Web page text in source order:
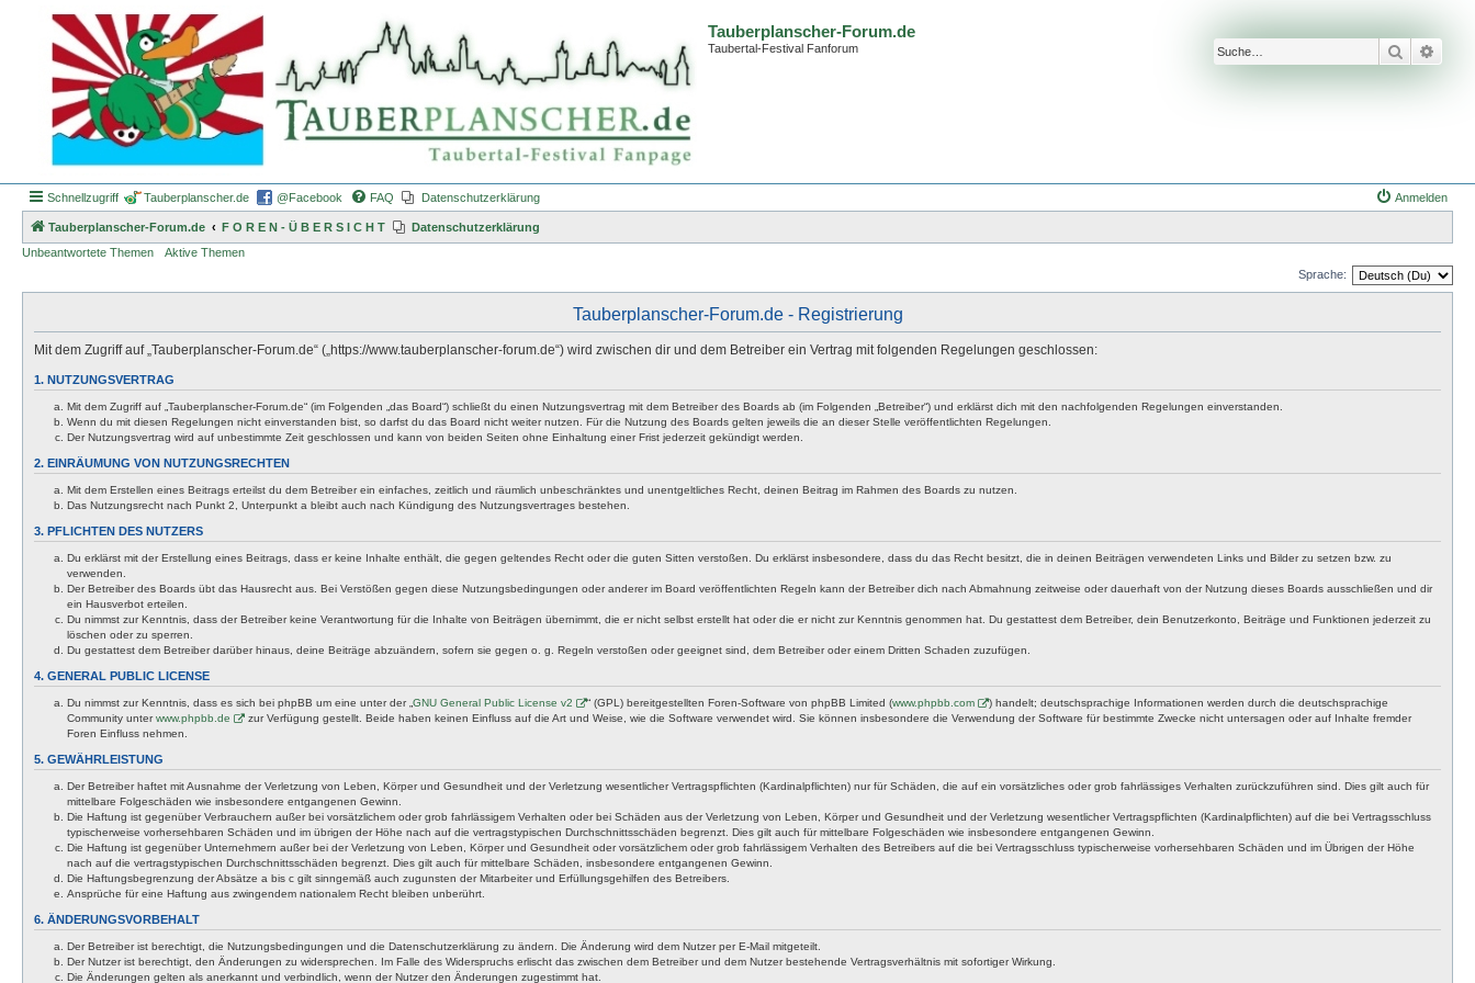
Tauberplanscher-Forum.de
Taubertal-Festival Fanforum Suche
Schnellzugriff Tauberplanscher.de @Facebook FAQ Datenschutzerklärung Anmelden
Tauberplanscher-Forum.de F O R E N - Ü B E R S I C H T
Datenschutzerklärung
Unbeantwortete Themen
Aktive Themen
Sprache:
Tauberplanscher-Forum.de - Registrierung
Mit dem Zugriff auf „Tauberplanscher-Forum.de“ („https://www.tauberplanscher-forum.de“) wird zwischen dir und dem Betreiber ein Vertrag mit folgenden Regelungen geschlossen:
1. NUTZUNGSVERTRAG
Mit dem Zugriff auf „Tauberplanscher-Forum.de“ (im Folgenden „das Board“) schließt du einen Nutzungsvertrag mit dem Betreiber des Boards ab (im Folgenden „Betreiber“) und erklärst dich mit den nachfolgenden Regelungen einverstanden.
Wenn du mit diesen Regelungen nicht einverstanden bist, so darfst du das Board nicht weiter nutzen. Für die Nutzung des Boards gelten jeweils die an dieser Stelle veröffentlichten Regelungen.
Der Nutzungsvertrag wird auf unbestimmte Zeit geschlossen und kann von beiden Seiten ohne Einhaltung einer Frist jederzeit gekündigt werden.
2. EINRÄUMUNG VON NUTZUNGSRECHTEN
Mit dem Erstellen eines Beitrags erteilst du dem Betreiber ein einfaches, zeitlich und räumlich unbeschränktes und unentgeltliches Recht, deinen Beitrag im Rahmen des Boards zu nutzen.
Das Nutzungsrecht nach Punkt 2, Unterpunkt a bleibt auch nach Kündigung des Nutzungsvertrages bestehen.
3. PFLICHTEN DES NUTZERS
Du erklärst mit der Erstellung eines Beitrags, dass er keine Inhalte enthält, die gegen geltendes Recht oder die guten Sitten verstoßen. Du erklärst insbesondere, dass du das Recht besitzt, die in deinen Beiträgen verwendeten Links und Bilder zu setzen bzw. zu
verwenden.
Der Betreiber des Boards übt das Hausrecht aus. Bei Verstößen gegen diese Nutzungsbedingungen oder anderer im Board veröffentlichten Regeln kann der Betreiber dich nach Abmahnung zeitweise oder dauerhaft von der Nutzung dieses Boards ausschließen und dir
ein Hausverbot erteilen.
Du nimmst zur Kenntnis, dass der Betreiber keine Verantwortung für die Inhalte von Beiträgen übernimmt, die er nicht selbst erstellt hat oder die er nicht zur Kenntnis genommen hat. Du gestattest dem Betreiber, dein Benutzerkonto, Beiträge und Funktionen jederzeit zu
löschen oder zu sperren.
Du gestattest dem Betreiber darüber hinaus, deine Beiträge abzuändern, sofern sie gegen o. g. Regeln verstoßen oder geeignet sind, dem Betreiber oder einem Dritten Schaden zuzufügen.
4. GENERAL PUBLIC LICENSE
Du nimmst zur Kenntnis, dass es sich bei phpBB um eine unter der „ GNU General Public License v2 “ (GPL) bereitgestellten Foren-Software von phpBB Limited (www.phpbb.com
) handelt; deutschsprachige Informationen werden durch die deutschsprachige
Community unterwww.phpbb.de
zur Verfügung gestellt. Beide haben keinen Einfluss auf die Art und Weise, wie die Software verwendet wird. Sie können insbesondere die Verwendung der Software für bestimmte Zwecke nicht untersagen oder auf Inhalte fremder
Foren Einfluss nehmen.
5. GEWÄHRLEISTUNG
Der Betreiber haftet mit Ausnahme der Verletzung von Leben, Körper und Gesundheit und der Verletzung wesentlicher Vertragspflichten (Kardinalpflichten) nur für Schäden, die auf ein vorsätzliches oder grob fahrlässiges Verhalten zurückzuführen sind. Dies gilt auch für
mittelbare Folgeschäden wie insbesondere entgangenen Gewinn.
Die Haftung ist gegenüber Verbrauchern außer bei vorsätzlichem oder grob fahrlässigem Verhalten oder bei Schäden aus der Verletzung von Leben, Körper und Gesundheit und der Verletzung wesentlicher Vertragspflichten (Kardinalpflichten) auf die bei Vertragsschluss
typischerweise vorhersehbaren Schäden und im übrigen der Höhe nach auf die vertragstypischen Durchschnittsschäden begrenzt. Dies gilt auch für mittelbare Folgeschäden wie insbesondere entgangenen Gewinn.
Die Haftung ist gegenüber Unternehmern außer bei der Verletzung von Leben, Körper und Gesundheit oder vorsätzlichem oder grob fahrlässigem Verhalten des Betreibers auf die bei Vertragsschluss typischerweise vorhersehbaren Schäden und im Übrigen der Höhe
nach auf die vertragstypischen Durchschnittsschäden begrenzt. Dies gilt auch für mittelbare Schäden, insbesondere entgangenen Gewinn.
Die Haftungsbegrenzung der Absätze a bis c gilt sinngemäß auch zugunsten der Mitarbeiter und Erfüllungsgehilfen des Betreibers.
Ansprüche für eine Haftung aus zwingendem nationalem Recht bleiben unberührt.
6. ÄNDERUNGSVORBEHALT
Der Betreiber ist berechtigt, die Nutzungsbedingungen und die Datenschutzerklärung zu ändern. Die Änderung wird dem Nutzer per E-Mail mitgeteilt.
Der Nutzer ist berechtigt, den Änderungen zu widersprechen. Im Falle des Widerspruchs erlischt das zwischen dem Betreiber und dem Nutzer bestehende Vertragsverhältnis mit sofortiger Wirkung.
Die Änderungen gelten als anerkannt und verbindlich, wenn der Nutzer den Änderungen zugestimmt hat.